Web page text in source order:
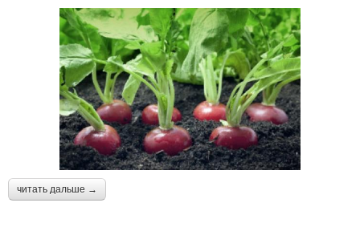
читать дальше →